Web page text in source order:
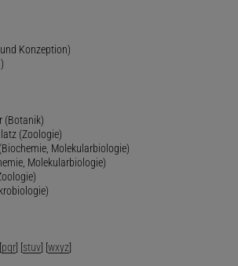
Konzeption)
(Botanik)
(Zoologie)
Molekularbiologie)
Molekularbiologie)
pqr] [stuv] [wxyz]